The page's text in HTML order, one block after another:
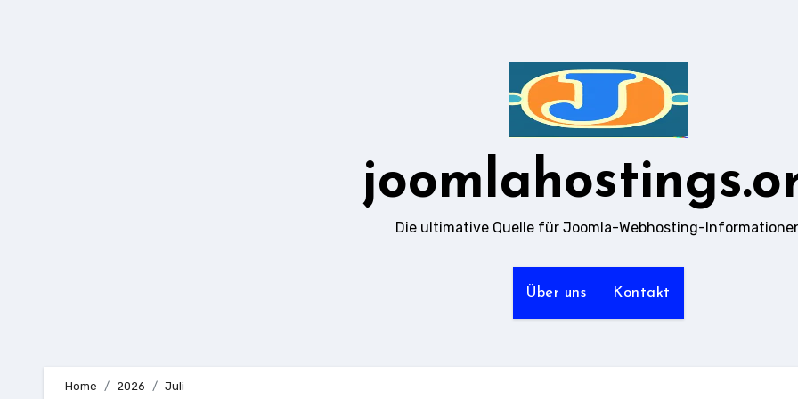
Die ultimative Quelle für Joomla-Webhosting-
Über uns Kontakt
Home 2026 Juli